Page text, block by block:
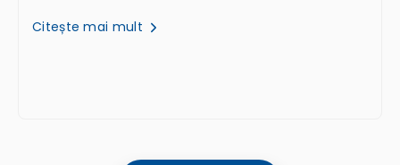
Citește mai mult